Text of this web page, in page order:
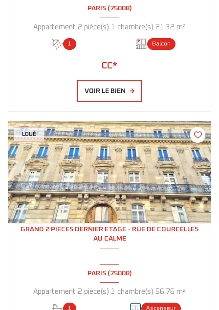
PARIS (75008)
Appartement 2 pièce(s) 1 chambre(s) 21.32 m²
1 Balcon
CC*
VOIR LE BIEN
LOUÉ
GRAND 2 PIECES DERNIER ETAGE - RUE DE COURCELLES
AU CALME
PARIS (75008)
Appartement 2 pièce(s) 1 chambre(s) 56.76 m²
1 Ascenseur